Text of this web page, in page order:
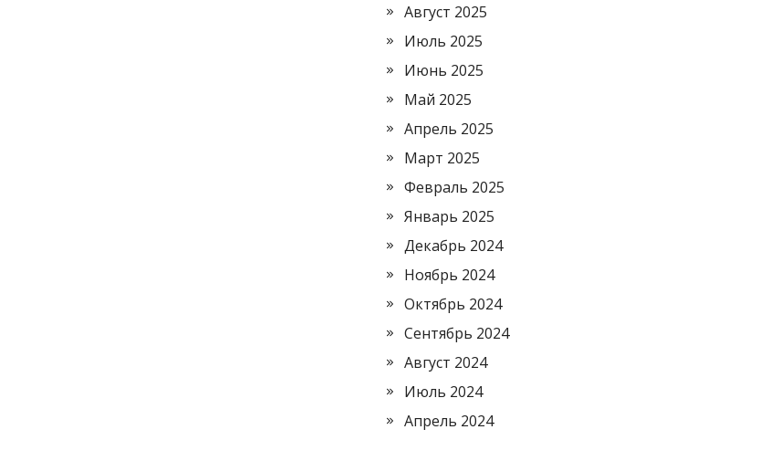
Август 2025
Июль 2025
Июнь 2025
Май 2025
Апрель 2025
Март 2025
Февраль 2025
Январь 2025
Декабрь 2024
Ноябрь 2024
Октябрь 2024
Сентябрь 2024
Август 2024
Июль 2024
Апрель 2024